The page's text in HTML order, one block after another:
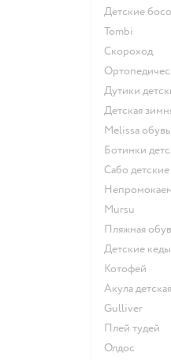
Детские
Tombi
Скороход
Дутики
Детская
Melissa обувь
Ботинки
Сабо
Mursu
Пляжная
Детские кеды
Котофей
Акула
Gulliver
Плей тудей
Олдос